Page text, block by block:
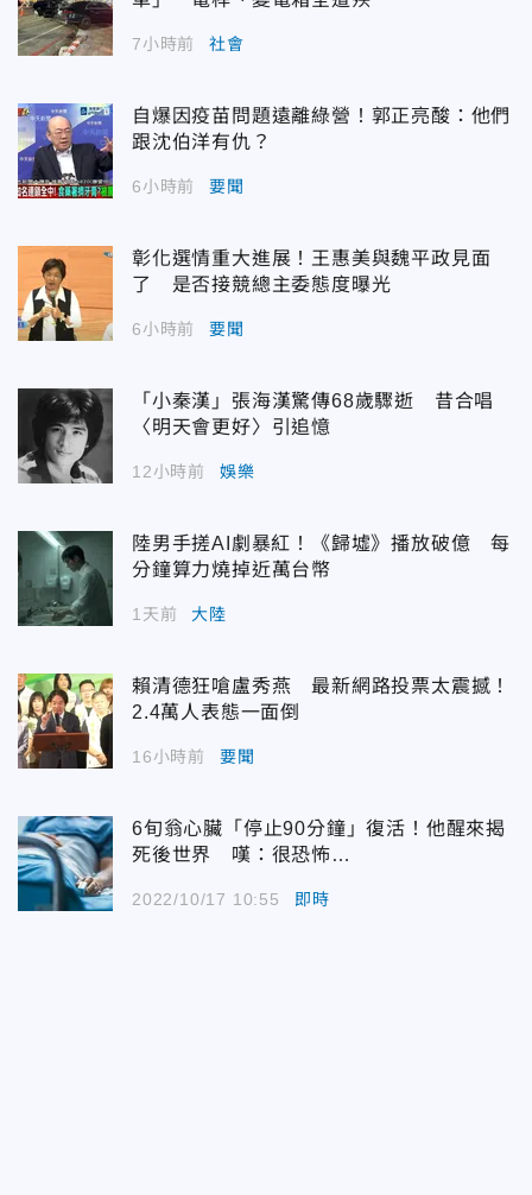
7小時前 社會
自爆因疫苗問題遠離綠營！郭正亮酸：他們
跟沈伯洋有仇？
6小時前 要聞
彰化選情重大進展！王惠美與魏平政見面
了 是否接競總主委態度曝光
6小時前 要聞
「小秦漢」張海漢驚傳68歲驟逝 昔合唱
〈明天會更好〉引追憶
12小時前 娛樂
陸男手搓AI劇暴紅！《歸墟》播放破億 每
分鐘算力燒掉近萬台幣
1天前 大陸
賴清德狂嗆盧秀燕 最新網路投票太震撼！
2.4萬人表態一面倒
16小時前 要聞
6旬翁心臟「停止90分鐘」復活！他醒來揭
死後世界 嘆：很恐怖…
2022/10/17 10:55 即時